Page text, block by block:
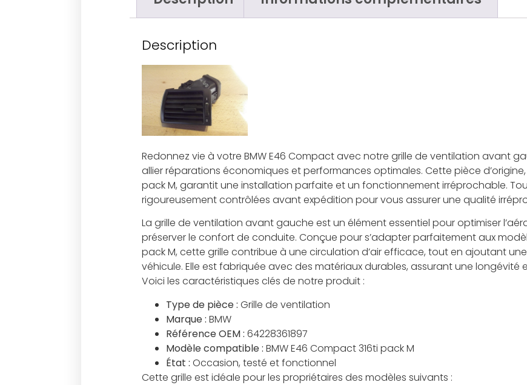
Description
Redonnez vie à votre BMW E46 Compact avec notre grille de ventilation avant
allier réparations économiques et performances optimales. Cette pièce
pack M, garantit une installation parfaite et un fonctionnement irréprochable.
rigoureusement contrôlées avant expédition pour vous assurer une qualité
La grille de ventilation avant gauche est un élément essentiel pour optimiser
préserver le confort de conduite. Conçue pour s’adapter parfaitement aux
pack M, cette grille contribue à une circulation d’air efficace, tout en ajoutant
véhicule. Elle est fabriquée avec des matériaux durables, assurant une longévité
Voici les caractéristiques clés de notre produit :
Type de pièce : Grille de ventilation
Marque : BMW
Référence OEM : 64228361897
Modèle compatible : BMW E46 Compact 316ti pack M
État : Occasion, testé et fonctionnel
Cette grille est idéale pour les propriétaires des modèles suivants :